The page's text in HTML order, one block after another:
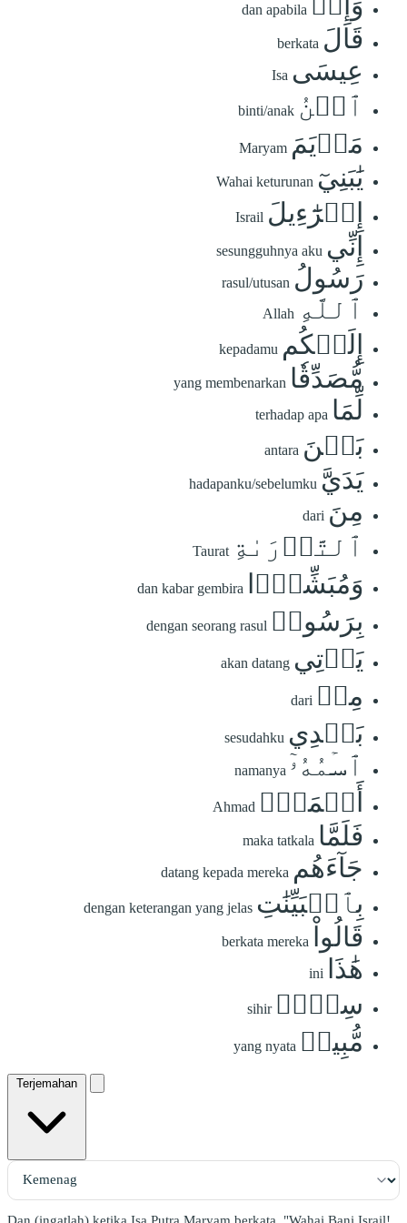
dan apabila
قَالَ berkata
عِيسَى Isa
ٱبۡنُ binti/anak
مَرۡيَمَ Maryam
يَٰبَنِيٓ Wahai keturunan
إِسۡرَٰٓءِيلَ Israil
إِنِّي sesungguhnya aku
رَسُولُ rasul/utusan
ٱللَّهِ Allah
إِلَيۡكُم kepadamu
مُّصَدِّقٗا yang membenarkan
لِّمَا terhadap apa
بَيۡنَ antara
يَدَيَّ hadapanku/sebelumku
مِنَ dari
ٱلتَّوۡرَىٰةِ Taurat
وَمُبَشِّرَۢا dan kabar gembira
بِرَسُولٖ dengan seorang rasul
يَأۡتِي akan datang
مِنۢ dari
بَعۡدِي sesudahku
ٱسۡمُهُۥٓ namanya
أَحۡمَدُۖ Ahmad
فَلَمَّا maka tatkala
جَآءَهُم datang kepada mereka
بِٱلۡبَيِّنَٰتِ dengan keterangan yang jelas
قَالُواْ berkata mereka
هَٰذَا ini
سِحۡرٞ sihir
مُّبِينٞ yang nyata
Terjemahan
Dan (ingatlah) ketika Isa Putra Maryam berkata, "Wahai Bani Israil!